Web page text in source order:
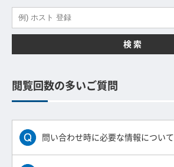
検 索
閲覧回数の多いご質問
問い合わせ時に必要な情報について